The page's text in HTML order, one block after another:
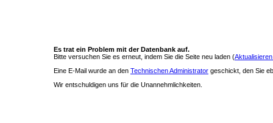
Es trat ein Problem mit der Datenbank auf.
Bitte versuchen Sie es erneut, indem Sie die Seite neu laden (
Eine E-Mail wurde an den Technischen Administrator geschickt, den Sie
Wir entschuldigen uns für die Unannehmlichkeiten.